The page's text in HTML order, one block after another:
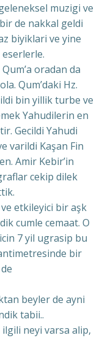
muzigi ve
de nakkal geldi
biyiklari ve yine
oradan da
Qum’daki Hz.
bin yillik turbe ve
Yahudilerin en
Gecildi Yahudi
varildi Kaşan Fin
Amir Kebir’in
cekip dilek
etkileyici bir aşk
cumle cemaat. O
7 yil ugrasip bu
bir
beyler de ayni
tabii..
neyi varsa alip,